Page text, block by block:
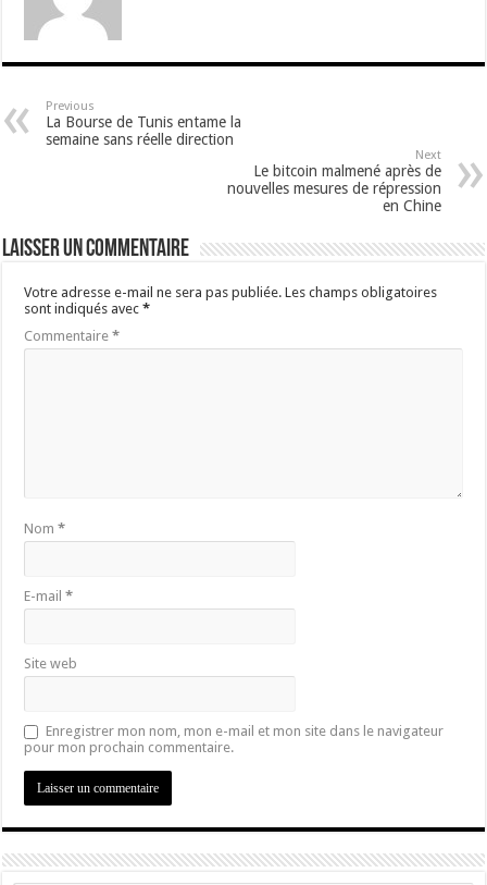
Previous
La Bourse de Tunis entame la
semaine sans réelle direction
Next
Le bitcoin malmené après de
nouvelles mesures de répression
en Chine
Laisser un commentaire
Votre adresse e-mail ne sera pas publiée. Les champs obligatoires
sont indiqués avec*
Commentaire*
Nom*
E-mail*
Site web
Enregistrer mon nom, mon e-mail et mon site dans le navigateur
pour mon prochain commentaire.